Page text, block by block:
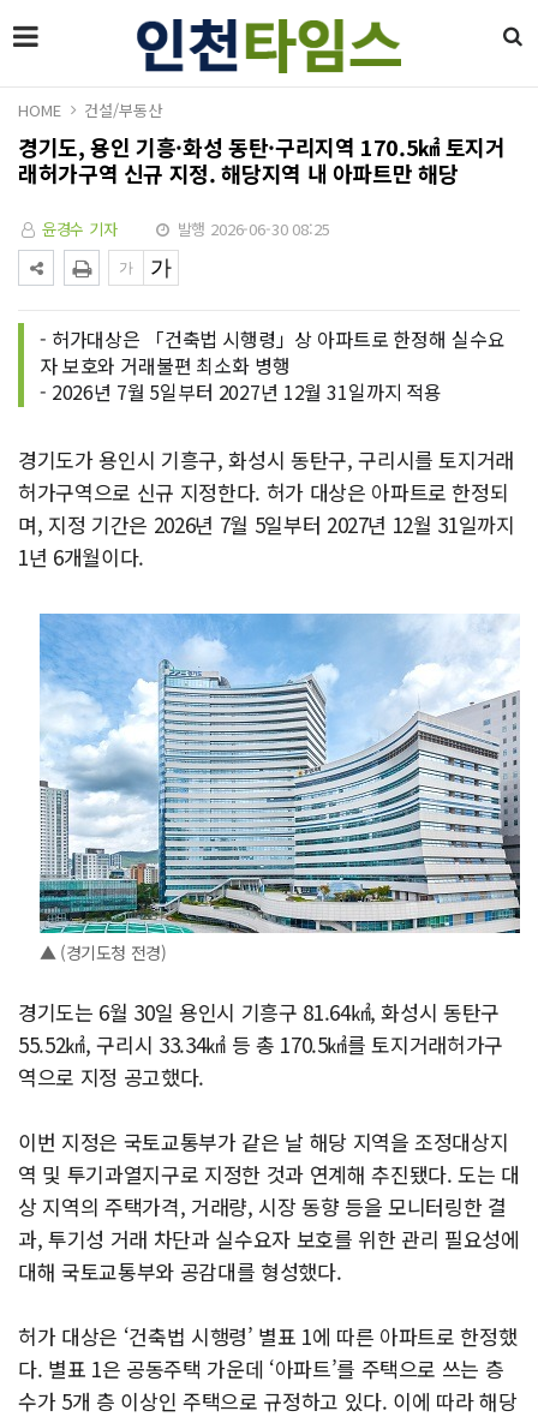
HOME 건설/부동산
경기도, 용인 기흥·화성 동탄·구리지역 170.5㎢ 토지거
래허가구역 신규 지정. 해당지역 내 아파트만 해당
윤경수 기자 발행 2026-06-30 08:25
- 허가대상은 「건축법 시행령」상 아파트로 한정해 실수요
자 보호와 거래불편 최소화 병행
- 2026년 7월 5일부터 2027년 12월 31일까지 적용
경기도가 용인시 기흥구, 화성시 동탄구, 구리시를 토지거래
허가구역으로 신규 지정한다. 허가 대상은 아파트로 한정되
며, 지정 기간은 2026년 7월 5일부터 2027년 12월 31일까지
1년 6개월이다.
▲ (경기도청 전경)
경기도는 6월 30일 용인시 기흥구 81.64㎢, 화성시 동탄구
55.52㎢, 구리시 33.34㎢ 등 총 170.5㎢를 토지거래허가구
역으로 지정 공고했다.
이번 지정은 국토교통부가 같은 날 해당 지역을 조정대상지
역 및 투기과열지구로 지정한 것과 연계해 추진됐다. 도는 대
상 지역의 주택가격, 거래량, 시장 동향 등을 모니터링한 결
과, 투기성 거래 차단과 실수요자 보호를 위한 관리 필요성에
대해 국토교통부와 공감대를 형성했다.
허가 대상은 ‘건축법 시행령’ 별표 1에 따른 아파트로 한정했
다. 별표 1은 공동주택 가운데 ‘아파트’를 주택으로 쓰는 층
수가 5개 층 이상인 주택으로 규정하고 있다. 이에 따라 해당